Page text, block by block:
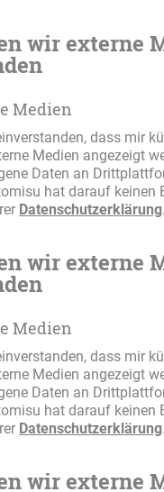
wir externe
Medien
dass mir
Medien angezeigt
Daten an
hat darauf keinen
Datenschutzerklärung.
wir externe
Medien
dass mir
Medien angezeigt
Daten an
hat darauf keinen
Datenschutzerklärung.
wir externe